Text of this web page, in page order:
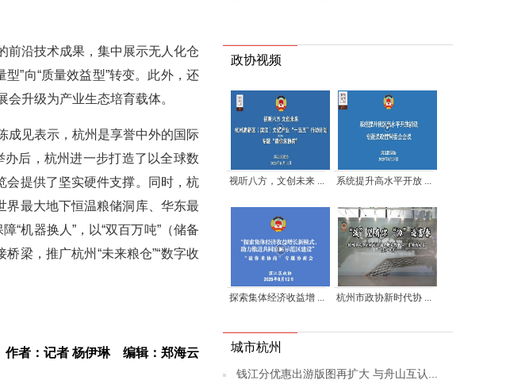
前沿技术成果，集中展示无人化仓
”向“质量效益型”转变。此外，还
升级为产业生态培育载体。
成见表示，杭州是享誉中外的国际
后，杭州进一步打造了以全球数
会提供了坚实硬件支撑。同时，杭
界最大地下恒温粮储洞库、华东最
“机器换人”，以“双百万吨”（储备
梁，推广杭州“未来粮仓”“数字收
作者：记者 杨伊琳 编辑：郑海云
政协视频
视听八方，文创未来 ... 系统提升高水平开放 ...
探索集体经济收益增 ... 杭州市政协新时代协 ...
城市杭州
钱江分优惠出游版图再扩大 与舟山互认...